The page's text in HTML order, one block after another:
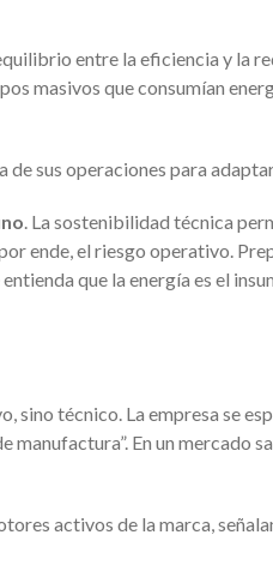
entre la eficiencia y la
masivos que consumían
sus operaciones para
. La sostenibilidad técnica
ende, el riesgo operativo.
que la energía es el
sino técnico. La empresa se
manufactura”. En un mercado
activos de la marca,